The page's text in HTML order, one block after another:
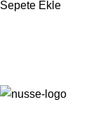
Sepete Ekle